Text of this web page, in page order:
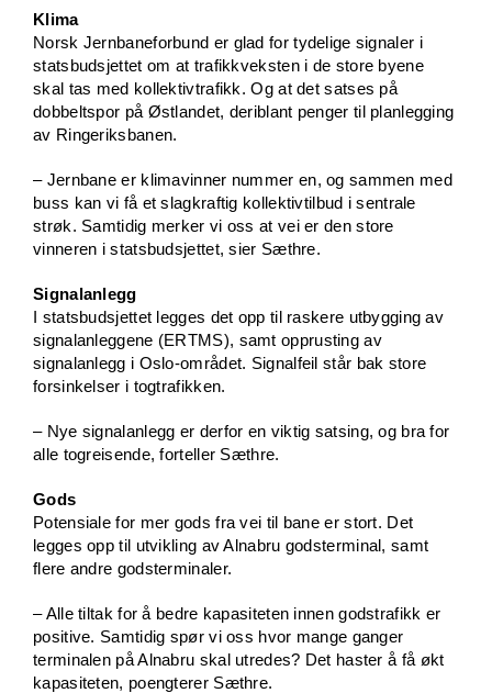
Klima
Norsk Jernbaneforbund er glad for tydelige signaler i
statsbudsjettet om at trafikkveksten i de store byene
skal tas med kollektivtrafikk. Og at det satses på
dobbeltspor på Østlandet, deriblant penger til planlegging
av Ringeriksbanen.
– Jernbane er klimavinner nummer en, og sammen med
buss kan vi få et slagkraftig kollektivtilbud i sentrale
strøk. Samtidig merker vi oss at vei er den store
vinneren i statsbudsjettet, sier Sæthre.
Signalanlegg
I statsbudsjettet legges det opp til raskere utbygging av
signalanleggene (ERTMS), samt opprusting av
signalanlegg i Oslo-området. Signalfeil står bak store
forsinkelser i togtrafikken.
– Nye signalanlegg er derfor en viktig satsing, og bra for
alle togreisende, forteller Sæthre.
Gods
Potensiale for mer gods fra vei til bane er stort. Det
legges opp til utvikling av Alnabru godsterminal, samt
flere andre godsterminaler.
– Alle tiltak for å bedre kapasiteten innen godstrafikk er
positive. Samtidig spør vi oss hvor mange ganger
terminalen på Alnabru skal utredes? Det haster å få økt
kapasiteten, poengterer Sæthre.